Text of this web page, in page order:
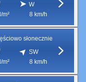
m²
W
8 km/h
słonecznie
m²
SW
8 km/h